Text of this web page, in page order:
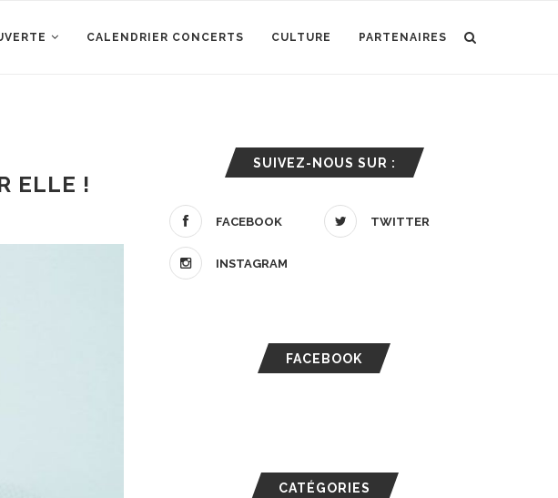
CALENDRIER CONCERTS CULTURE PARTENAIRES
ELLE !
SUIVEZ-NOUS SUR :
FACEBOOK TWITTER
INSTAGRAM
FACEBOOK
CATÉGORIES